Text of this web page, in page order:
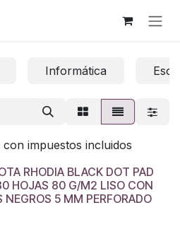
Informática
impuestos incluidos
RHODIA BLACK DOT PAD
HOJAS 80 G/M2 LISO CON
NEGROS 5 MM PERFORADO